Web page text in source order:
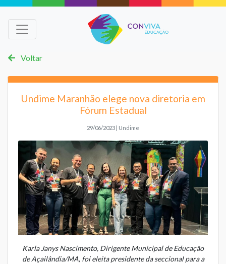
Voltar
Undime Maranhão elege nova diretoria em
Fórum Estadual
29/06/2023 | Undime
Karla Janys Nascimento, Dirigente Municipal de Educação
de Açailândia/MA, foi eleita presidente da seccional para a